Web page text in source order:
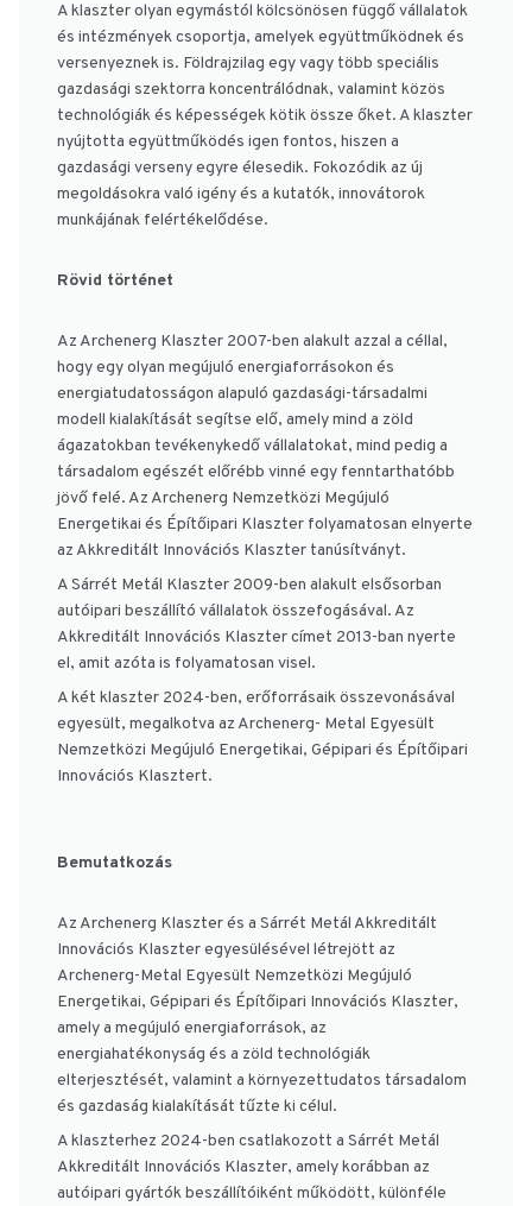
A klaszter olyan egymástól kölcsönösen függő vállalatok
és intézmények csoportja, amelyek együttműködnek és
versenyeznek is. Földrajzilag egy vagy több speciális
gazdasági szektorra koncentrálódnak, valamint közös
technológiák és képességek kötik össze őket. A klaszter
nyújtotta együttműködés igen fontos, hiszen a
gazdasági verseny egyre élesedik. Fokozódik az új
megoldásokra való igény és a kutatók, innovátorok
munkájának felértékelődése.
Rövid történet
Az Archenerg Klaszter 2007-ben alakult azzal a céllal,
hogy egy olyan megújuló energiaforrásokon és
energiatudatosságon alapuló gazdasági-társadalmi
modell kialakítását segítse elő, amely mind a zöld
ágazatokban tevékenykedő vállalatokat, mind pedig a
társadalom egészét előrébb vinné egy fenntarthatóbb
jövő felé. Az Archenerg Nemzetközi Megújuló
Energetikai és Építőipari Klaszter folyamatosan elnyerte
az Akkreditált Innovációs Klaszter tanúsítványt.
A Sárrét Metál Klaszter 2009-ben alakult elsősorban
autóipari beszállító vállalatok összefogásával. Az
Akkreditált Innovációs Klaszter címet 2013-ban nyerte
el, amit azóta is folyamatosan visel.
A két klaszter 2024-ben, erőforrásaik összevonásával
egyesült, megalkotva az Archenerg- Metal Egyesült
Nemzetközi Megújuló Energetikai, Gépipari és Építőipari
Innovációs Klasztert.
Bemutatkozás
Az Archenerg Klaszter és a Sárrét Metál Akkreditált
Innovációs Klaszter egyesülésével létrejött az
Archenerg-Metal Egyesült Nemzetközi Megújuló
Energetikai, Gépipari és Építőipari Innovációs Klaszter,
amely a megújuló energiaforrások, az
energiahatékonyság és a zöld technológiák
elterjesztését, valamint a környezettudatos társadalom
és gazdaság kialakítását tűzte ki célul.
A klaszterhez 2024-ben csatlakozott a Sárrét Metál
Akkreditált Innovációs Klaszter, amely korábban az
autóipari gyártók beszállítóiként működött, különféle